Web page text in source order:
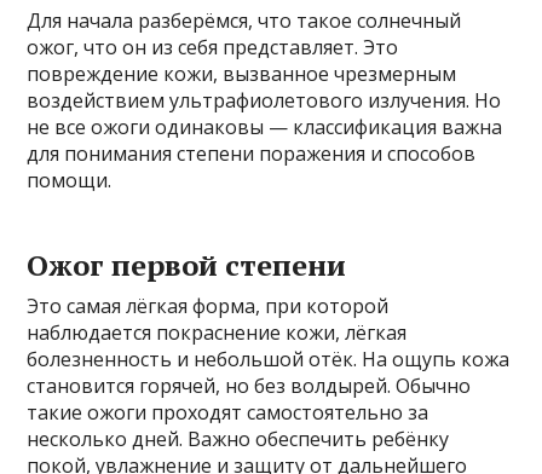
Для начала разберёмся, что такое солнечный
ожог, что он из себя представляет. Это
повреждение кожи, вызванное чрезмерным
воздействием ультрафиолетового излучения. Но
не все ожоги одинаковы — классификация важна
для понимания степени поражения и способов
помощи.
Ожог первой степени
Это самая лёгкая форма, при которой
наблюдается покраснение кожи, лёгкая
болезненность и небольшой отёк. На ощупь кожа
становится горячей, но без волдырей. Обычно
такие ожоги проходят самостоятельно за
несколько дней. Важно обеспечить ребёнку
покой, увлажнение и защиту от дальнейшего